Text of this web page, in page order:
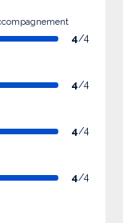
4/4
4/4
4/4
4/4